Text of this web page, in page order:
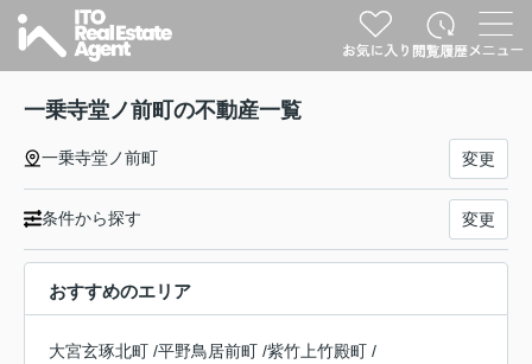
一乗寺堂ノ前町の不動産一覧
一乗寺堂ノ前町 変更
条件から探す 変更
おすすめのエリア
大宮玄琢北町 /平野鳥居前町 /紫竹上竹殿町 /